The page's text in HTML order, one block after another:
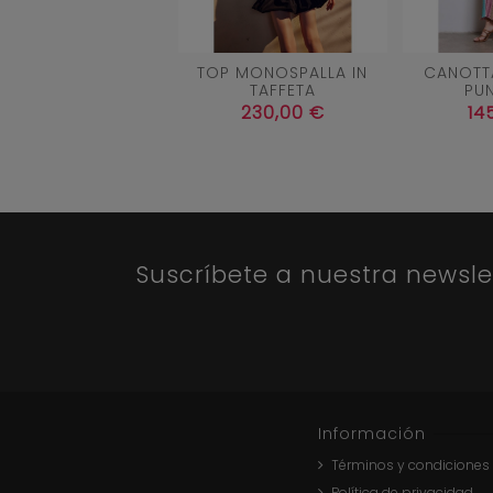
TOP MONOSPALLA IN
TAFFETA
230,00 €
42
NEGRO
Añadir al carrito
Suscríbete a nuestra
Información
Términos y condiciones